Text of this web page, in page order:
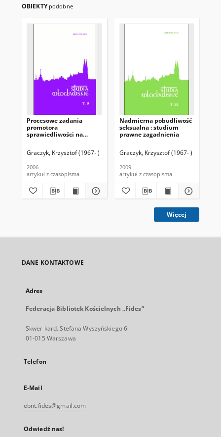
OBIEKTY podobne
Procesowe zadania
promotora
sprawiedliwości na
sporu
Graczyk, Krzysztof (1967- )
2006
artykuł z czasopisma
Nadmierna pobudliwość
seksualna : studium
prawne zagadnienia
Graczyk, Krzysztof (1967- )
2009
artykuł z czasopisma
Więcej
DANE KONTAKTOWE
Adres
Federacja Bibliotek Kościelnych „Fides”
Skwer kard. Stefana Wyszyńskiego 6
01-015 Warszawa
Telefon
E-Mail
ebnt.fides@gmail.com
Odwiedź nas!